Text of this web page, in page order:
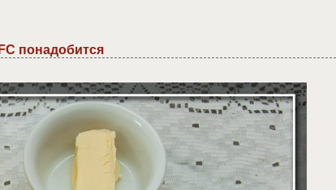
понадобится